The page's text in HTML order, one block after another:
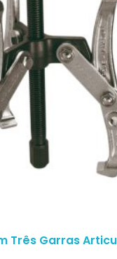
Três Garras